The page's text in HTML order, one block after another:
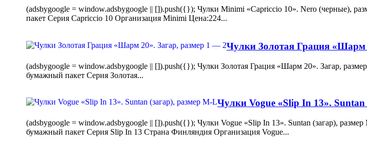
(adsbygoogle = window.adsbygoogle || []).push({}); Чулки Minimi «Capriccio 10». Nero (черные),
пакет Серия Capriccio 10 Организация Minimi Цена:224...
Чулки Золотая Грация «Шарм
(adsbygoogle = window.adsbygoogle || []).push({}); Чулки Золотая Грация «Шарм 20». Загар,
бумажный пакет Серия Золотая...
Чулки Vogue «Slip In 13».
(adsbygoogle = window.adsbygoogle || []).push({}); Чулки Vogue «Slip In 13». Suntan (загар),
бумажный пакет Серия Slip In 13 Страна Финляндия Организация Vogue...